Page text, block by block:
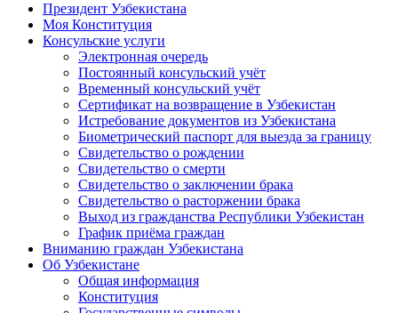
Президент Узбекистана
Моя Конституция
Консульские услуги
Электронная очередь
Постоянный консульский учёт
Временный консульский учёт
Сертификат на возвращение в Узбекистан
Истребование документов из Узбекистана
Биометрический паспорт для выезда за границу
Свидетельство о рождении
Свидетельство о смерти
Свидетельство о заключении брака
Свидетельство о расторжении брака
Выход из гражданства Республики Узбекистан
График приёма граждан
Вниманию граждан Узбекистана
Об Узбекистане
Общая информация
Конституция